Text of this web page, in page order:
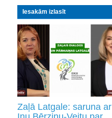
Iesakām izlasīt
Zaļā Latgale: saruna ar